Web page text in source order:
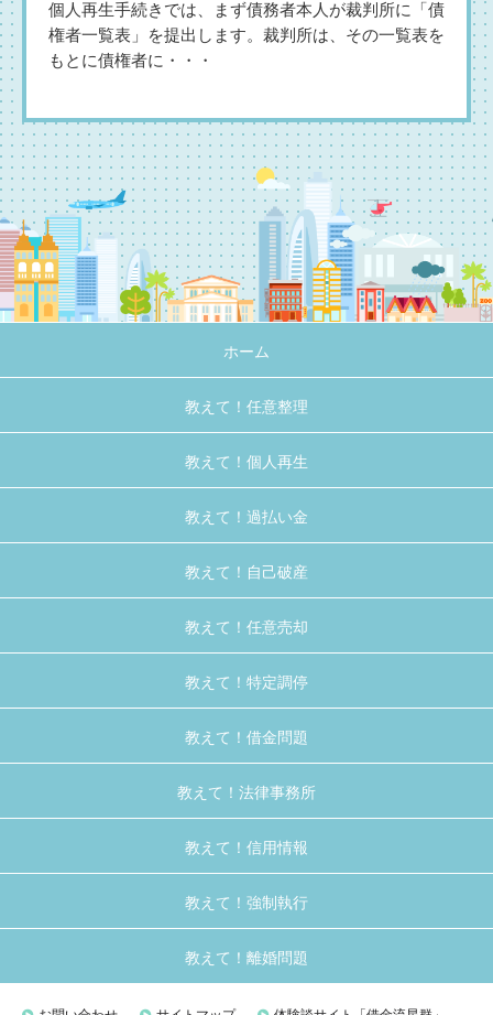
個人再生手続きでは、まず債務者本人が裁判所に「債
権者一覧表」を提出します。裁判所は、その一覧表を
もとに債権者に・・・
ホーム
教えて！任意整理
教えて！個人再生
教えて！過払い金
教えて！自己破産
教えて！任意売却
教えて！特定調停
教えて！借金問題
教えて！法律事務所
教えて！信用情報
教えて！強制執行
教えて！離婚問題